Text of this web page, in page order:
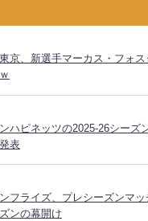
京、新選手マーカス・フォ
ハピネッツの2025-26シーズ
表
フライズ、プレシーズンマッ
ンの幕開け